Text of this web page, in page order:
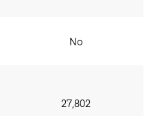
No
27,802